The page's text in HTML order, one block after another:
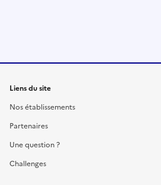
Liens du site
Nos établissements
Partenaires
Une question ?
Challenges